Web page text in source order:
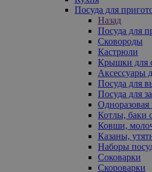
Посуда для
Назад
Посуда для
Сковороды
Кастрюли
Крышки для
Аксессуары
Посуда для
Посуда для
Одноразовая
Котлы, баки
Ковши,
Казаны,
Наборы
Соковарки
Скороварки